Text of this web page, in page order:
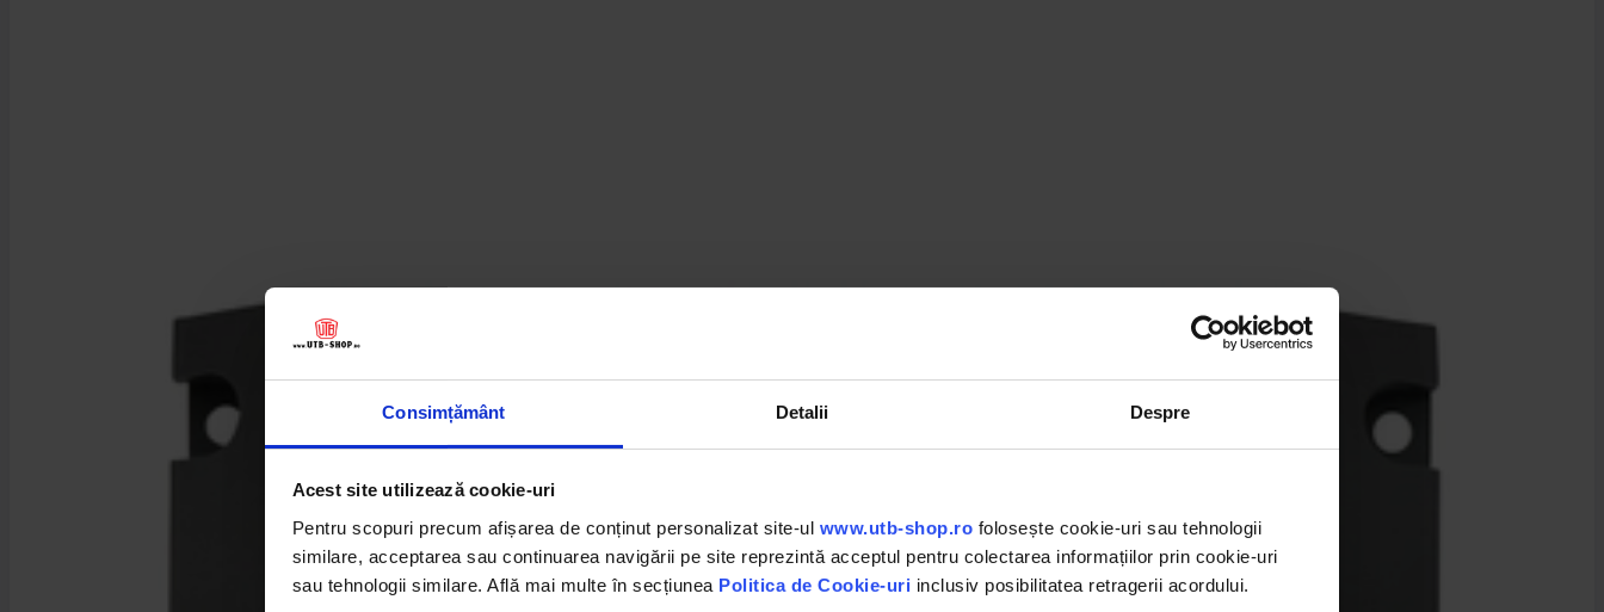
Consimțământ Detalii Despre
Acest site utilizează cookie-uri
Pentru scopuri precum afișarea de conținut personalizat site-ul www.utb-shop.ro folosește cookie-uri sau tehnologii
similare, acceptarea sau continuarea navigării pe site reprezintă acceptul pentru colectarea informațiilor prin cookie-uri
sau tehnologii similare. Află mai multe în secțiunea Politica de Cookie-uri inclusiv posibilitatea retragerii acordului.